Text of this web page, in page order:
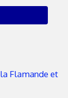
Flamande et